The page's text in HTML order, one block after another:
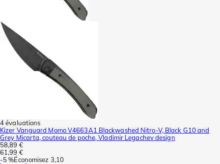
4 évaluations
Kizer Vanguard Momo V4663A1 Blackwashed Nitro-V, Black G10 and
Grey Micarta, couteau de poche, Vladimir Legachev design
58,89 €
61,99 €
-5 %Économisez 3,10